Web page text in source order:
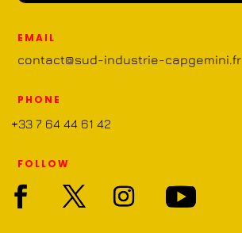
EMAIL
contact@sud-industrie-capgemini.fr
PHONE
+33 7 64 44 61 42
FOLLOW